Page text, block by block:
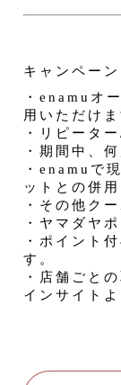
キャンペー
・enamuオ
用いただけま
・リピータ
・期間中、
・enamuで
ットとの併
・その他ク
・ヤマダヤ
・ポイント
す。
・店舗ごと
インサイト